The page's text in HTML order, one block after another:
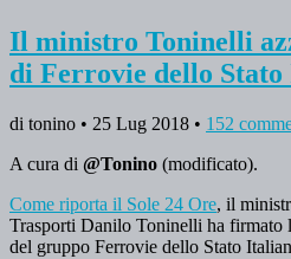
Il ministro Toninelli
di Ferrovie dello
di tonino • 25 Lug 2018 • 152
A cura di @Tonino (modificato).
Come riporta il Sole 24 Ore, il
Trasporti Danilo Toninelli ha firmato
del gruppo Ferrovie dello Stato